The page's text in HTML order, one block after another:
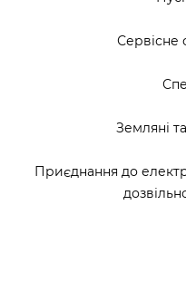
Сервісне
Земляні
Приєднання до